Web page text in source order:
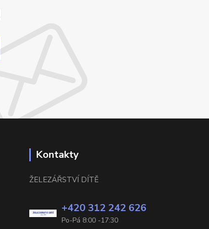
Kontakty
ŽELEZÁŘSTVÍ DÍTĚ
+420 312 242 626
Po-Pá 8:00 -17:30